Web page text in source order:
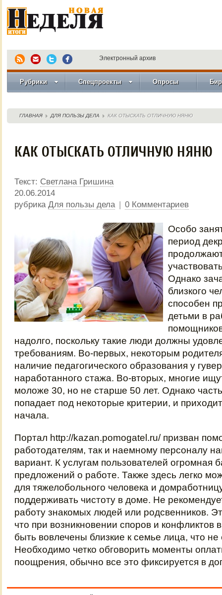
Электронный архив
Рубрики Спецпроекты Опросы
ГЛАВНАЯ ДЛЯ ПОЛЬЗЫ ДЕЛА КАК ОТЫСКАТЬ ОТЛИЧНУЮ НЯНЮ
КАК ОТЫСКАТЬ ОТЛИЧНУЮ НЯНЮ
Текст: Светлана Гришина
20.06.2014
рубрика Для пользы дела | 0 Комментариев
Особо
период
Однако
близкого
способен
детьми в
надолго, поскольку такие люди должны
требованиям. Во-первых, некоторым
наличие педагогического образования у
наработанного стажа. Во-вторых, многие
моложе 30, но не старше 50 лет. Однако
попадает под некоторые критерии, и
начала.
Портал http://kazan.pomogatel.ru/ призван
работодателям, так и наемному персоналу
вариант. К услугам пользователей огромная
предложений о работе. Также здесь легко
для тяжелобольного человека и
поддерживать чистоту в доме. Не
работу знакомых людей или родсвенников.
что при возникновении споров и конфликтов
быть вовлечены близкие к семье лица, что
Необходимо четко обговорить моменты
поощрения, обычно все это фиксируется в